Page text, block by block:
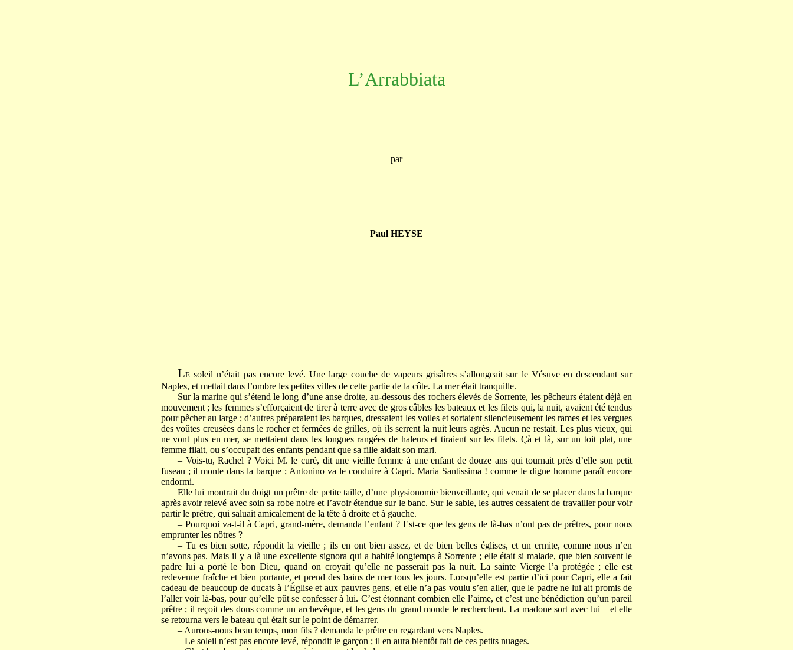
L’Arrabbiata
par
Paul HEYSE
LEsoleil n’était pas encore levé. Une large couche de vapeurs grisâtres s’allongeait sur le Vésuve en descendant sur
Naples, et mettait dans l’ombre les petites villes de cette partie de la côte. La mer était tranquille.
Sur la marine qui s’étend le long d’une anse droite, au-dessous des rochers élevés de Sorrente, les pêcheurs étaient déjà en
mouvement ; les femmes s’efforçaient de tirer à terre avec de gros câbles les bateaux et les filets qui, la nuit, avaient été tendus
pour pêcher au large ; d’autres préparaient les barques, dressaient les voiles et sortaient silencieusement les rames et les vergues
des voûtes creusées dans le rocher et fermées de grilles, où ils serrent la nuit leurs agrès. Aucun ne restait. Les plus vieux, qui
ne vont plus en mer, se mettaient dans les longues rangées de haleurs et tiraient sur les filets. Çà et là, sur un toit plat, une
femme filait, ou s’occupait des enfants pendant que sa fille aidait son mari.
– Vois-tu, Rachel ? Voici M. le curé, dit une vieille femme à une enfant de douze ans qui tournait près d’elle son petit
fuseau ; il monte dans la barque ; Antonino va le conduire à Capri. Maria Santissima ! comme le digne homme paraît encore
endormi.
Elle lui montrait du doigt un prêtre de petite taille, d’une physionomie bienveillante, qui venait de se placer dans la barque
après avoir relevé avec soin sa robe noire et l’avoir étendue sur le banc. Sur le sable, les autres cessaient de travailler pour voir
partir le prêtre, qui saluait amicalement de la tête à droite et à gauche.
– Pourquoi va-t-il à Capri, grand-mère, demanda l’enfant ? Est-ce que les gens de là-bas n’ont pas de prêtres, pour nous
emprunter les nôtres ?
– Tu es bien sotte, répondit la vieille ; ils en ont bien assez, et de bien belles églises, et un ermite, comme nous n’en
n’avons pas. Mais il y a là une excellente signora qui a habité longtemps à Sorrente ; elle était si malade, que bien souvent le
padre lui a porté le bon Dieu, quand on croyait qu’elle ne passerait pas la nuit. La sainte Vierge l’a protégée ; elle est
redevenue fraîche et bien portante, et prend des bains de mer tous les jours. Lorsqu’elle est partie d’ici pour Capri, elle a fait
cadeau de beaucoup de ducats à l’Église et aux pauvres gens, et elle n’a pas voulu s’en aller, que le padre ne lui ait promis de
l’aller voir là-bas, pour qu’elle pût se confesser à lui. C’est étonnant combien elle l’aime, et c’est une bénédiction qu’un pareil
prêtre ; il reçoit des dons comme un archevêque, et les gens du grand monde le recherchent. La madone sort avec lui – et elle
se retourna vers le bateau qui était sur le point de démarrer.
– Aurons-nous beau temps, mon fils ? demanda le prêtre en regardant vers Naples.
– Le soleil n’est pas encore levé, répondit le garçon ; il en aura bientôt fait de ces petits nuages.